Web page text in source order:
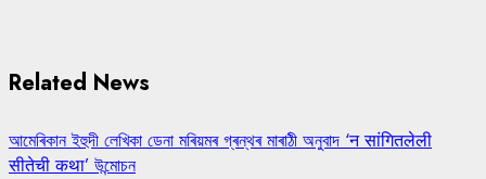
Related News
আমেৰিকান ইহুদী লেখিকা ডেনা মৰিয়মৰ গ্ৰন্থৰ মাৰাঠী অনুবাদ ‘न सांगितलेली
सीतेची कथा’ উন্মোচন